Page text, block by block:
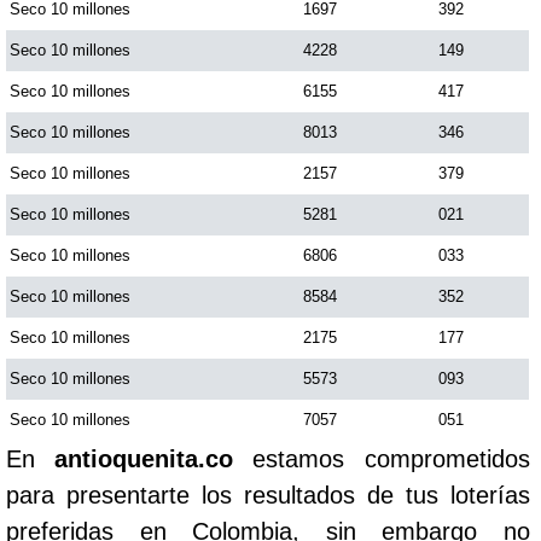
Seco 10 millones 1697 392
Seco 10 millones 4228 149
Seco 10 millones 6155 417
Seco 10 millones 8013 346
Seco 10 millones 2157 379
Seco 10 millones 5281 021
Seco 10 millones 6806 033
Seco 10 millones 8584 352
Seco 10 millones 2175 177
Seco 10 millones 5573 093
Seco 10 millones 7057 051
Enantioquenita.co estamos comprometidos
para presentarte los resultados de tus loterías
preferidas en Colombia, sin embargo no